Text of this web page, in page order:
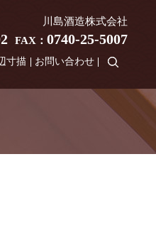
川島酒造株式会社
FAX： 0740-25-5007
寸描 お問い合わせ